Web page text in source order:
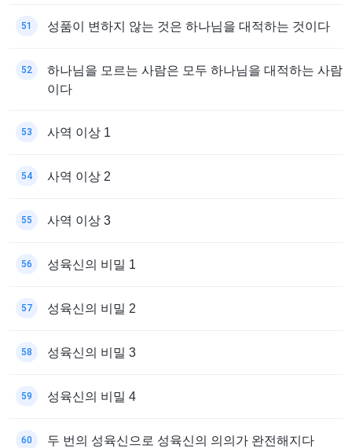
51 성품이 변하지 않는 것은 하나님을 대적하는 것이다
52
하나님을 모르는 사람은 모두 하나님을 대적하는 사람
이다
53 사역 이상 1
54 사역 이상 2
55 사역 이상 3
56 성육신의 비밀 1
57 성육신의 비밀 2
58 성육신의 비밀 3
59 성육신의 비밀 4
60 두 번의 성육신으로 성육신의 의의가 완전해지다